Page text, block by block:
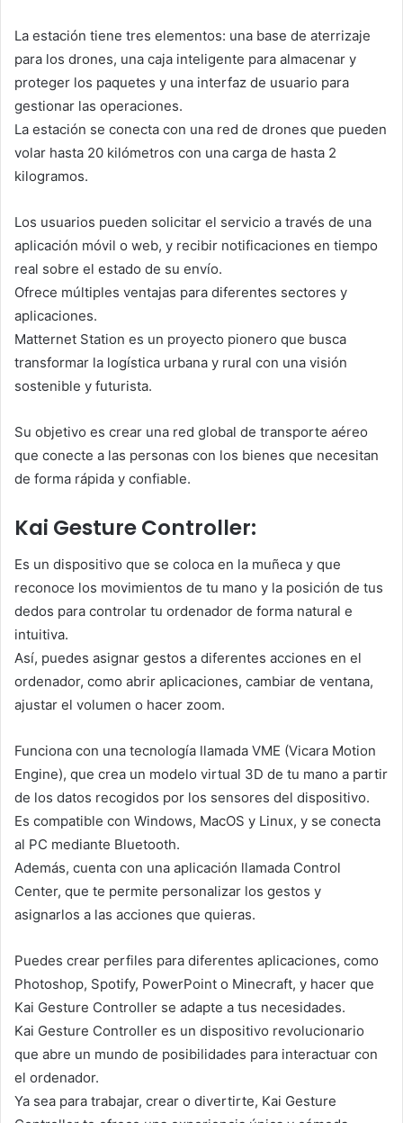
La estación tiene tres elementos: una base de aterrizaje
para los drones, una caja inteligente para almacenar y
proteger los paquetes y una interfaz de usuario para
gestionar las operaciones.
La estación se conecta con una red de drones que pueden
volar hasta 20 kilómetros con una carga de hasta 2
kilogramos.
Los usuarios pueden solicitar el servicio a través de una
aplicación móvil o web, y recibir notificaciones en tiempo
real sobre el estado de su envío.
Ofrece múltiples ventajas para diferentes sectores y
aplicaciones.
Matternet Station es un proyecto pionero que busca
transformar la logística urbana y rural con una visión
sostenible y futurista.
Su objetivo es crear una red global de transporte aéreo
que conecte a las personas con los bienes que necesitan
de forma rápida y confiable.
Kai Gesture Controller:
Es un dispositivo que se coloca en la muñeca y que
reconoce los movimientos de tu mano y la posición de tus
dedos para controlar tu ordenador de forma natural e
intuitiva.
Así, puedes asignar gestos a diferentes acciones en el
ordenador, como abrir aplicaciones, cambiar de ventana,
ajustar el volumen o hacer zoom.
Funciona con una tecnología llamada VME (Vicara Motion
Engine), que crea un modelo virtual 3D de tu mano a partir
de los datos recogidos por los sensores del dispositivo.
Es compatible con Windows, MacOS y Linux, y se conecta
al PC mediante Bluetooth.
Además, cuenta con una aplicación llamada Control
Center, que te permite personalizar los gestos y
asignarlos a las acciones que quieras.
Puedes crear perfiles para diferentes aplicaciones, como
Photoshop, Spotify, PowerPoint o Minecraft, y hacer que
Kai Gesture Controller se adapte a tus necesidades.
Kai Gesture Controller es un dispositivo revolucionario
que abre un mundo de posibilidades para interactuar con
el ordenador.
Ya sea para trabajar, crear o divertirte, Kai Gesture